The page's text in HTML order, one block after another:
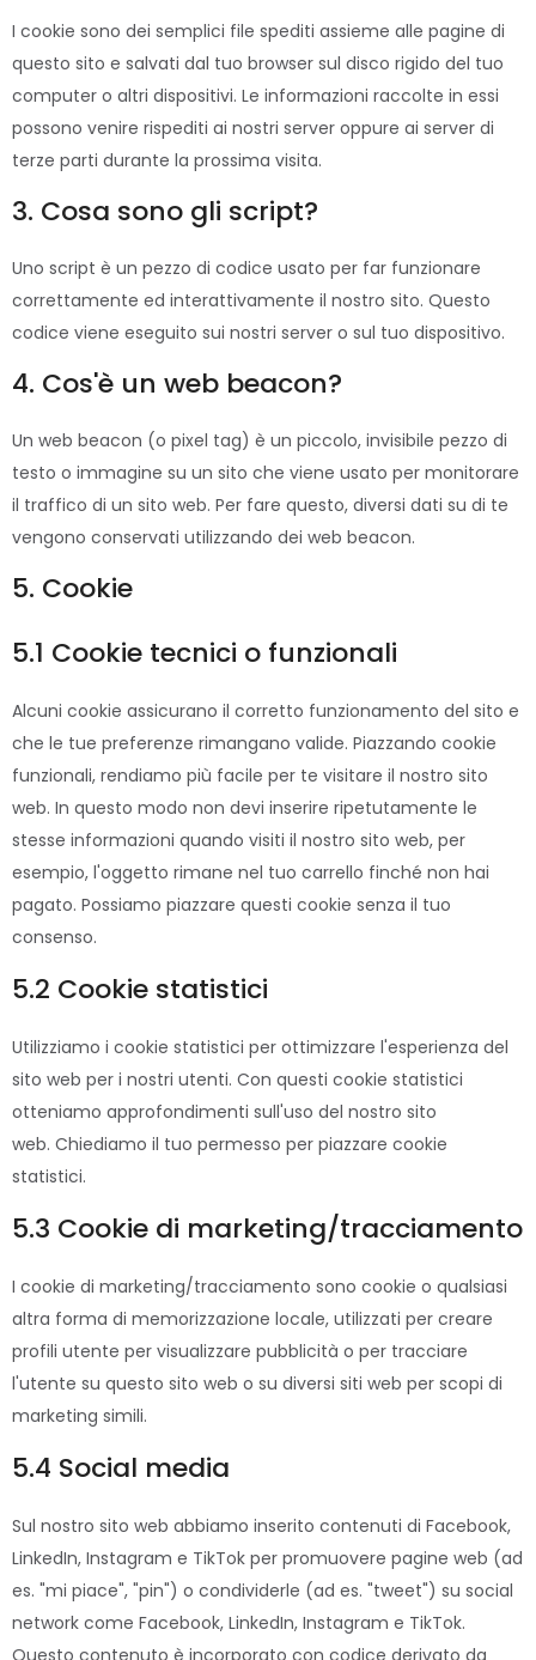
I cookie sono dei semplici file spediti assieme alle pagine di
questo sito e salvati dal tuo browser sul disco rigido del tuo
computer o altri dispositivi. Le informazioni raccolte in essi
possono venire rispediti ai nostri server oppure ai server di
terze parti durante la prossima visita.
3. Cosa sono gli script?
Uno script è un pezzo di codice usato per far funzionare
correttamente ed interattivamente il nostro sito. Questo
codice viene eseguito sui nostri server o sul tuo dispositivo.
4. Cos'è un web beacon?
Un web beacon (o pixel tag) è un piccolo, invisibile pezzo di
testo o immagine su un sito che viene usato per monitorare
il traffico di un sito web. Per fare questo, diversi dati su di te
vengono conservati utilizzando dei web beacon.
5. Cookie
5.1 Cookie tecnici o funzionali
Alcuni cookie assicurano il corretto funzionamento del sito e
che le tue preferenze rimangano valide. Piazzando cookie
funzionali, rendiamo più facile per te visitare il nostro sito
web. In questo modo non devi inserire ripetutamente le
stesse informazioni quando visiti il nostro sito web, per
esempio, l'oggetto rimane nel tuo carrello finché non hai
pagato. Possiamo piazzare questi cookie senza il tuo
consenso.
5.2 Cookie statistici
Utilizziamo i cookie statistici per ottimizzare l'esperienza del
sito web per i nostri utenti. Con questi cookie statistici
otteniamo approfondimenti sull'uso del nostro sito
web. Chiediamo il tuo permesso per piazzare cookie
statistici.
5.3 Cookie di marketing/tracciamento
I cookie di marketing/tracciamento sono cookie o qualsiasi
altra forma di memorizzazione locale, utilizzati per creare
profili utente per visualizzare pubblicità o per tracciare
l'utente su questo sito web o su diversi siti web per scopi di
marketing simili.
5.4 Social media
Sul nostro sito web abbiamo inserito contenuti di Facebook,
LinkedIn, Instagram e TikTok per promuovere pagine web (ad
es. "mi piace", "pin") o condividerle (ad es. "tweet") su social
network come Facebook, LinkedIn, Instagram e TikTok.
Questo contenuto è incorporato con codice derivato da